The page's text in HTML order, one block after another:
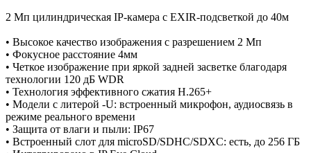
2 Мп цилиндрическая IP-камера с EXIR-подсветкой до 40м
• Высокое качество изображения с разрешением 2 Мп
• Фокусное расстояние 4мм
• Четкое изображение при яркой задней засветке благодаря
технологии 120 дБ WDR
• Технология эффективного сжатия H.265+
• Модели с литерой -U: встроенный микрофон, аудиосвязь в
режиме реального времени
• Защита от влаги и пыли: IP67
• Встроенный слот для microSD/SDHC/SDXC: есть, до 256 ГБ